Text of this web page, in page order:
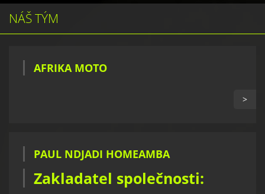
NÁŠ TÝM
AFRIKA MOTO
>
PAUL NDJADI HOMEAMBA
Zakladatel společnosti: